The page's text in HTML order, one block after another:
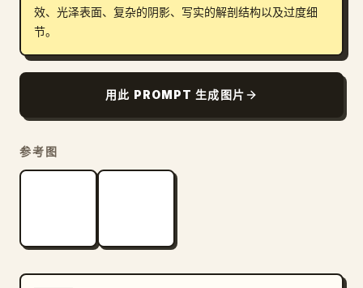
效、光泽表面、复杂的阴影、写实的解剖结构以及过度细
节。
用此 PROMPT 生成图片
参考图